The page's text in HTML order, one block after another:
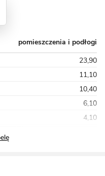
pomieszczenia i podłogi
23,90
11,10
10,40
6,10
4,10